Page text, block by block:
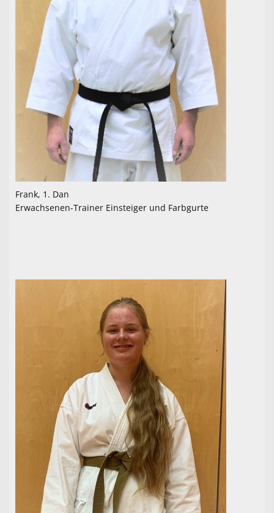
Frank, 1. Dan
Erwachsenen-Trainer Einsteiger und Farbgurte